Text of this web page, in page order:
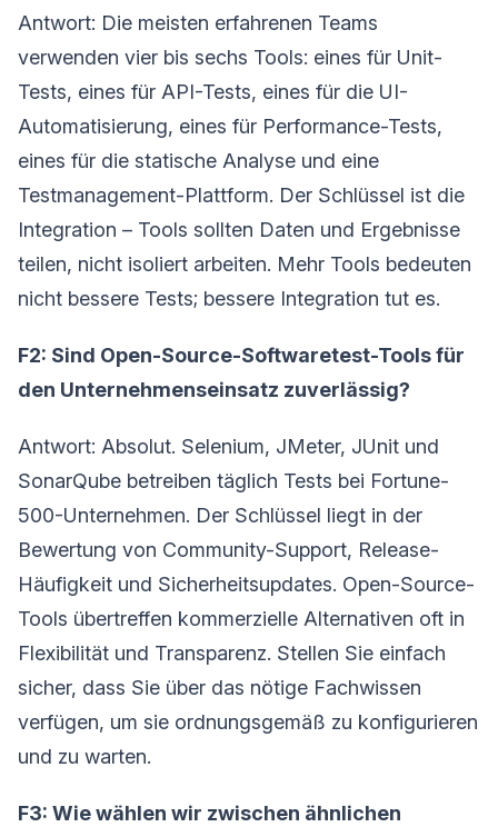
Antwort: Die meisten erfahrenen Teams
verwenden vier bis sechs Tools: eines für Unit-
Tests, eines für API-Tests, eines für die UI-
Automatisierung, eines für Performance-Tests,
eines für die statische Analyse und eine
Testmanagement-Plattform. Der Schlüssel ist die
Integration – Tools sollten Daten und Ergebnisse
teilen, nicht isoliert arbeiten. Mehr Tools bedeuten
nicht bessere Tests; bessere Integration tut es.
F2: Sind Open-Source-Softwaretest-Tools für
den Unternehmenseinsatz zuverlässig?
Antwort: Absolut. Selenium, JMeter, JUnit und
SonarQube betreiben täglich Tests bei Fortune-
500-Unternehmen. Der Schlüssel liegt in der
Bewertung von Community-Support, Release-
Häufigkeit und Sicherheitsupdates. Open-Source-
Tools übertreffen kommerzielle Alternativen oft in
Flexibilität und Transparenz. Stellen Sie einfach
sicher, dass Sie über das nötige Fachwissen
verfügen, um sie ordnungsgemäß zu konfigurieren
und zu warten.
F3: Wie wählen wir zwischen ähnlichen